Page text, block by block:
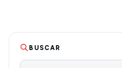
BUSCAR